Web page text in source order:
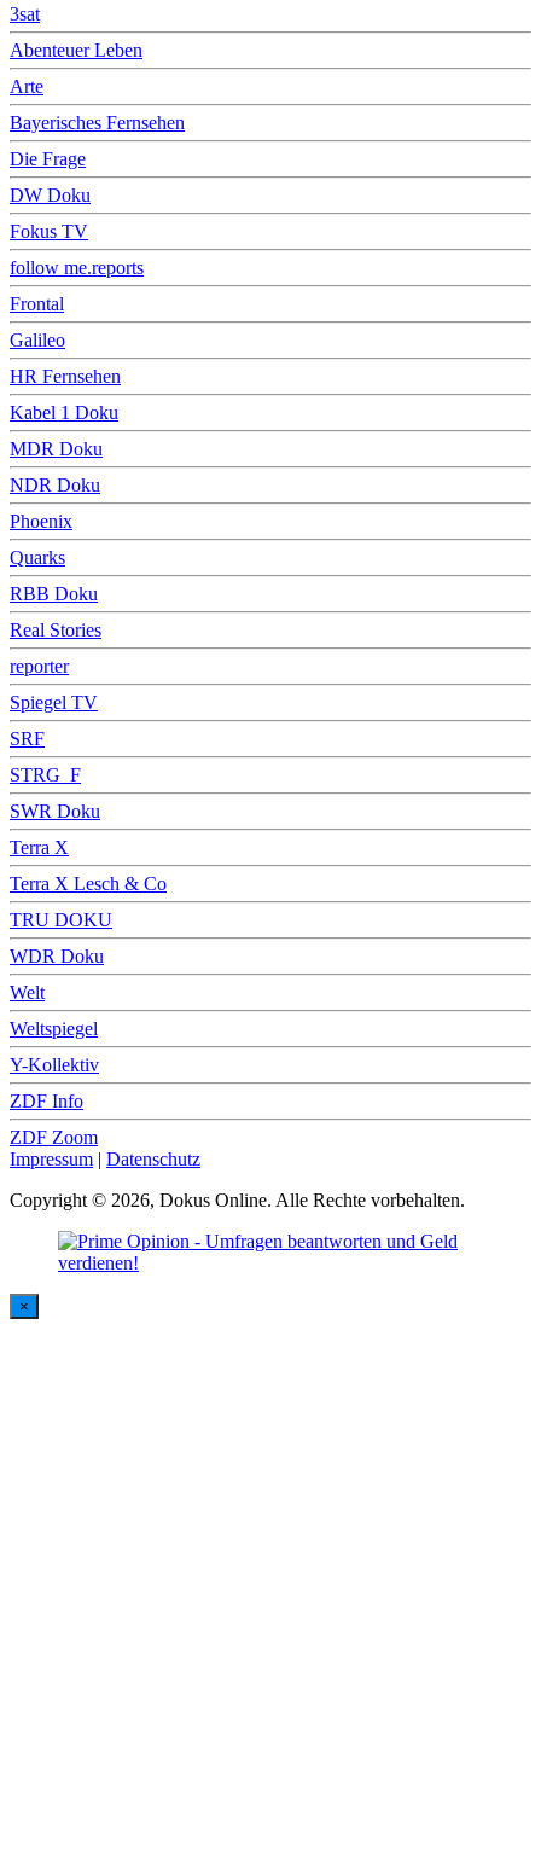
3sat
Abenteuer Leben
Arte
Bayerisches Fernsehen
Die Frage
DW Doku
Fokus TV
follow me.reports
Frontal
Galileo
HR Fernsehen
Kabel 1 Doku
MDR Doku
NDR Doku
Phoenix
Quarks
RBB Doku
Real Stories
reporter
Spiegel TV
SRF
STRG_F
SWR Doku
Terra X
Terra X Lesch & Co
TRU DOKU
WDR Doku
Welt
Weltspiegel
Y-Kollektiv
ZDF Info
ZDF Zoom
Impressum | Datenschutz
Copyright © 2026, Dokus Online. Alle Rechte vorbehalten.
×